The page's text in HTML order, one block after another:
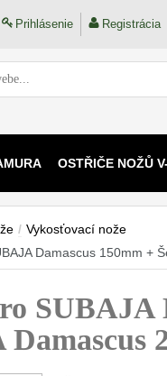
Prihlásenie Registrácia
OSTŘIČE NOŽŮ
/ Vykosťovací nože
Damascus 150mm +
SUBAJA